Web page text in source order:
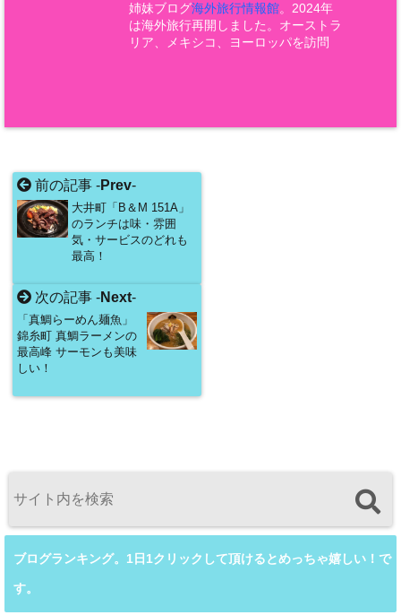
姉妹ブログ海外旅行情報館。2024年
は海外旅行再開しました。オーストラ
リア、メキシコ、ヨーロッパを訪問
前の記事 -Prev-
大井町「B＆M 151A」
のランチは味・雰囲
気・サービスのどれも
最高！
次の記事 -Next-
「真鯛らーめん麺魚」
錦糸町 真鯛ラーメンの
最高峰 サーモンも美味
しい！
ブログランキング。1日1クリックして頂けるとめっちゃ嬉しい！で
す。